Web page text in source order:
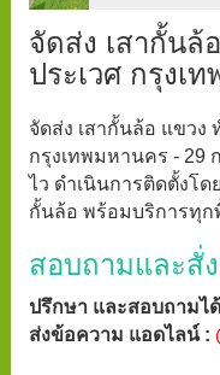
จัดส่ง เสากั้นล้
ประเวศ กรุงเ
จัดส่ง เสากั้นล้อ แขวง
กรุงเทพมหานคร - 29
ไว ดำเนินการติดตั้งโ
กั้นล้อ พร้อมบริการทุ
สอบถามและสั่
ปรึกษา และสอบถามไ
ส่งข้อความ แอดไลน์ :